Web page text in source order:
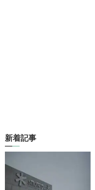
新着記事